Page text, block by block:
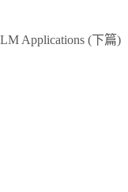
Applications (下篇)